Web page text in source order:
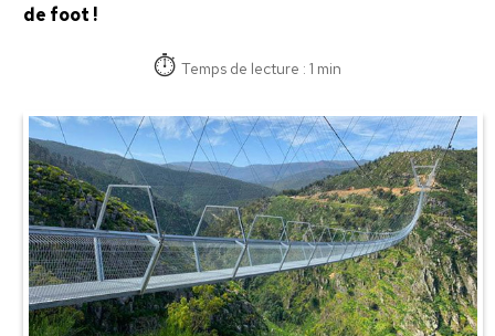
de foot !
Temps de lecture : 1 min